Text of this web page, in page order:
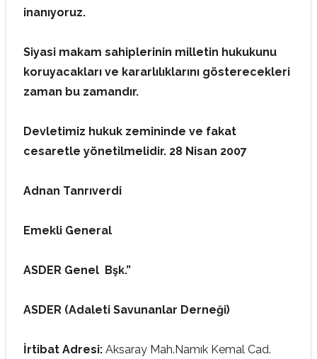
inanıyoruz.
Siyasi makam sahiplerinin milletin hukukunu
koruyacakları ve kararlılıklarını gösterecekleri
zaman bu zamandır.
Devletimiz hukuk zemininde ve fakat
cesaretle yönetilmelidir. 28 Nisan 2007
Adnan Tanrıverdi
Emekli General
ASDER Genel Bşk.”
ASDER (Adaleti Savunanlar Derneği)
İrtibat Adresi: Aksaray Mah.Namık Kemal Cad.